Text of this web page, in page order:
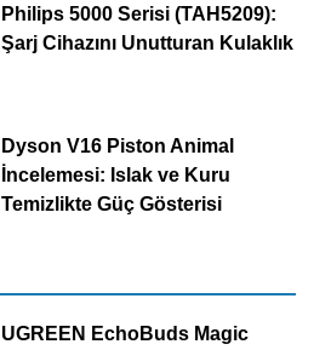
Philips 5000 Serisi (TAH5209):
Şarj Cihazını Unutturan Kulaklık
Dyson V16 Piston Animal
İncelemesi: Islak ve Kuru
Temizlikte Güç Gösterisi
UGREEN EchoBuds Magic